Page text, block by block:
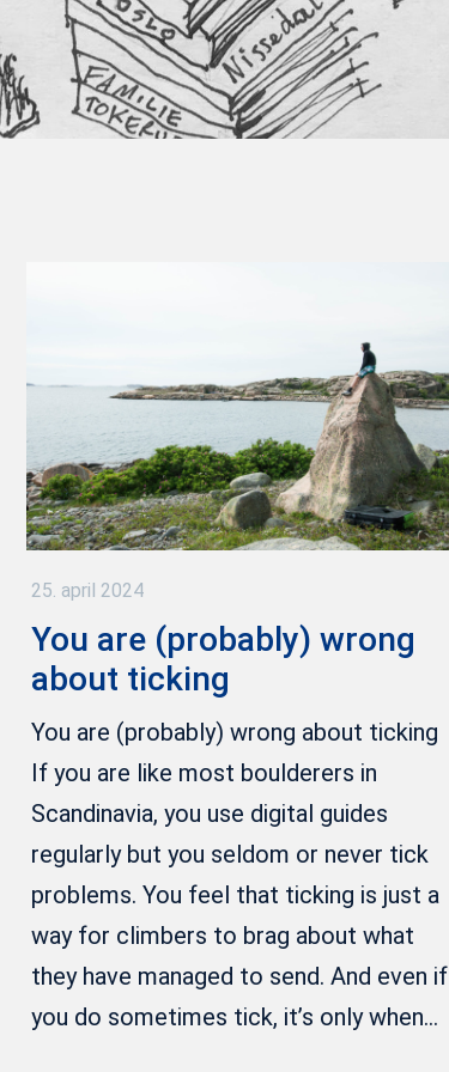
25. april 2024
You are (probably) wrong
about ticking
You are (probably) wrong about ticking
If you are like most boulderers in
Scandinavia, you use digital guides
regularly but you seldom or never tick
problems. You feel that ticking is just a
way for climbers to brag about what
they have managed to send. And even if
you do sometimes tick, it’s only when…